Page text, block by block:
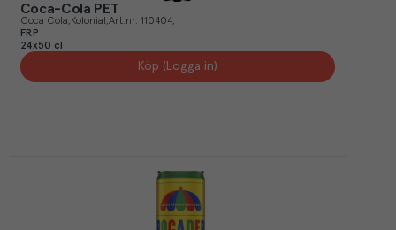
Coca-Cola PET
Coca Cola Kolonial Art.nr. 110404
FRP
24x50 cl
Köp (Logga in)